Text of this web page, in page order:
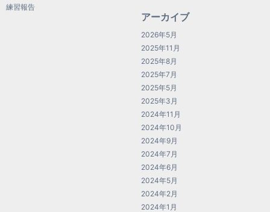
練習報告
アーカイブ
2026年5月
2025年11月
2025年8月
2025年7月
2025年5月
2025年3月
2024年11月
2024年10月
2024年9月
2024年7月
2024年6月
2024年5月
2024年2月
2024年1月